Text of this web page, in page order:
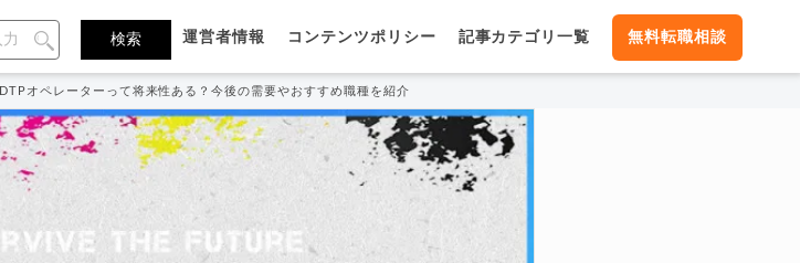
運営者情報 コンテンツポリシー 記事カテゴリ一覧 無料転職相談
DTPオペレーターって将来性ある？今後の需要やおすすめ職種を紹介